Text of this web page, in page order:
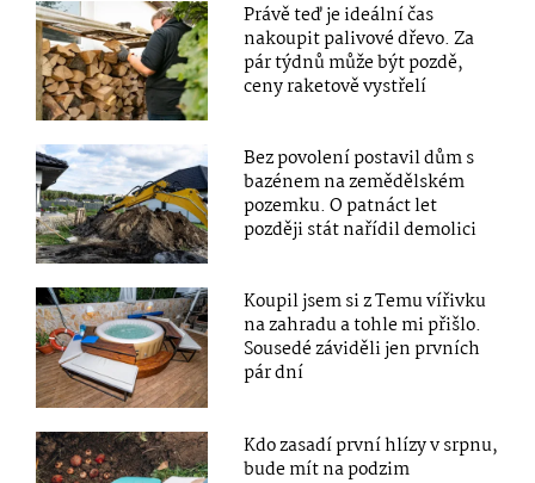
Právě teď je ideální čas
nakoupit palivové dřevo. Za
pár týdnů může být pozdě,
ceny raketově vystřelí
Bez povolení postavil dům s
bazénem na zemědělském
pozemku. O patnáct let
později stát nařídil demolici
Koupil jsem si z Temu vířivku
na zahradu a tohle mi přišlo.
Sousedé záviděli jen prvních
pár dní
Kdo zasadí první hlízy v srpnu,
bude mít na podzim